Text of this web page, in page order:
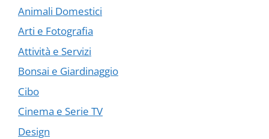
Animali Domestici
Arti e Fotografia
Attività e Servizi
Bonsai e Giardinaggio
Cibo
Cinema e Serie TV
Design